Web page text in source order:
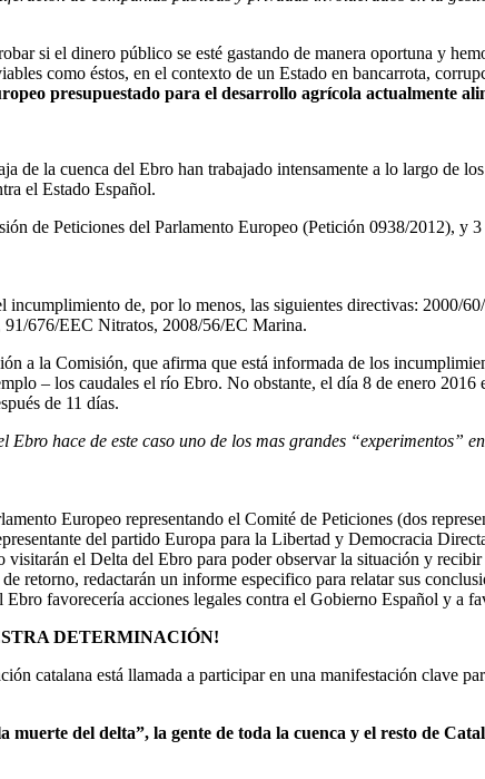
si el dinero público se esté gastando de manera oportuna y
como éstos, en el contexto de un Estado en bancarrota,
presupuestado para el desarrollo agrícola actualmente
de la cuenca del Ebro han trabajado intensamente a lo largo
el Estado Español.
de Peticiones del Parlamento Europeo (Petición 0938/2012), y
incumplimiento de, por lo menos, las siguientes directivas:
676/EEC Nitratos, 2008/56/EC Marina.
a la Comisión, que afirma que está informada de los
– los caudales el río Ebro. No obstante, el día 8 de enero
de 11 días.
Ebro hace de este caso uno de los mas grandes
Europeo representando el Comité de Peticiones (dos
del partido Europa para la Libertad y Democracia
visitarán el Delta del Ebro para poder observar la situación y
retorno, redactarán un informe especifico para relatar sus
favorecería acciones legales contra el Gobierno Español y a
DETERMINACIÓN!
catalana está llamada a participar en una manifestación
muerte del delta”, la gente de toda la cuenca y el resto de